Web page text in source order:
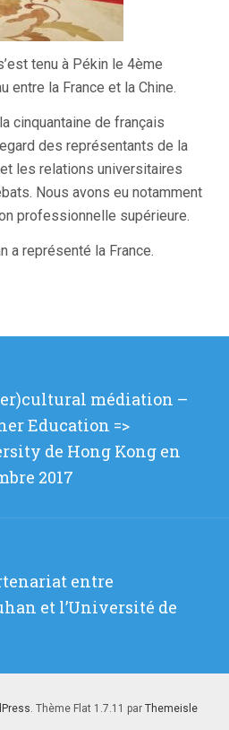
tenu à Pékin le 4ème
entre la France et la Chine.
cinquantaine de français
des représentants de la
les relations universitaires
Nous avons eu notamment
professionnelle supérieure.
a représenté la France.
médiation –
Education =>
de Hong Kong en
2017
entre
et l’Université de
. Thème Flat 1.7.11 par Themeisle